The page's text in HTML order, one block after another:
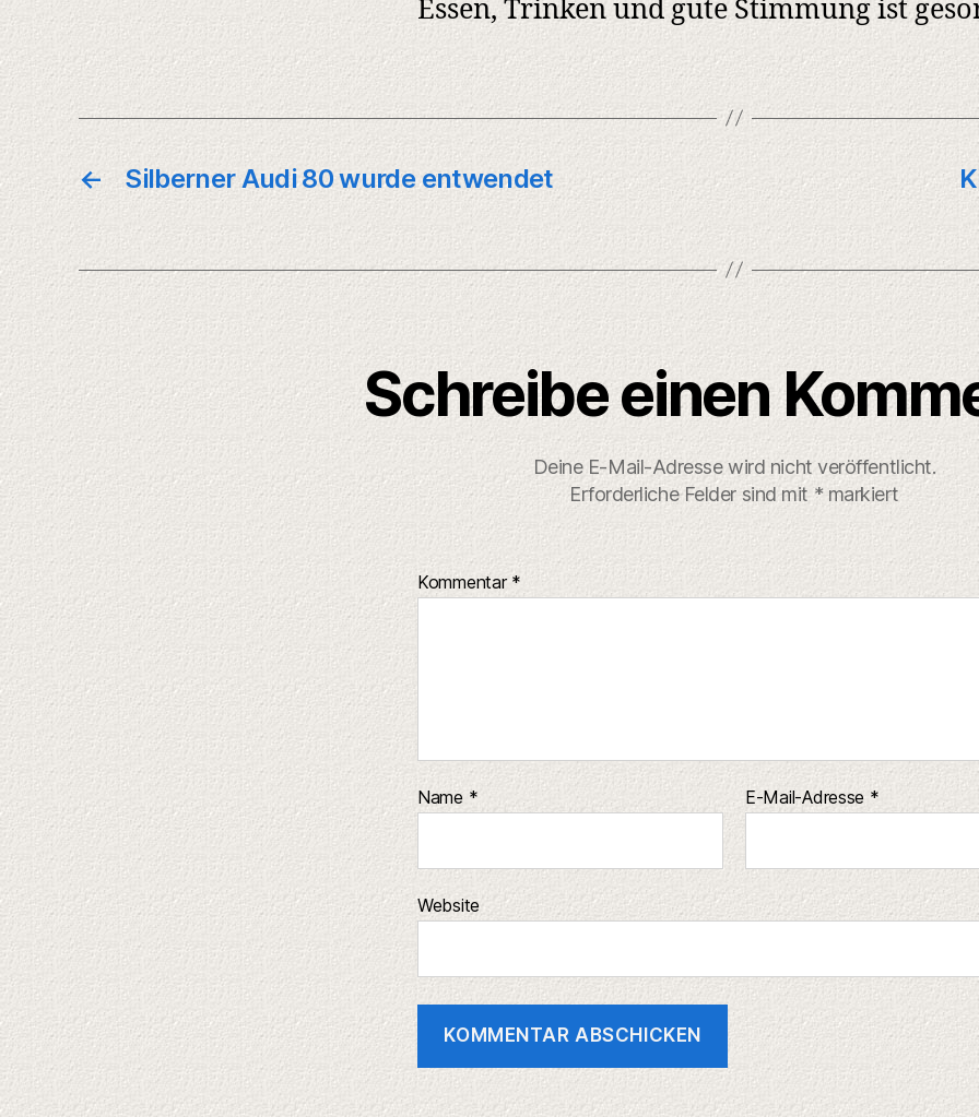
Essen, Trinken und gute Stimmung ist
← Silberner Audi 80 wurde entwendet
Schreibe einen
Deine E-Mail-Adresse wird nicht veröffentlicht.
Erforderliche Felder sind mit*markiert
Kommentar *
Name * E-Mail-Adresse *
Website